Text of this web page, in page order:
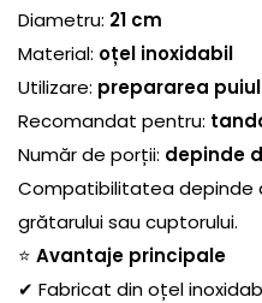
Diametru: 21 cm
Material: oțel inoxidabil
Utilizare: prepararea
Recomandat pentru:
Număr de porții: depinde
Compatibilitatea depinde
grătarului sau cuptorului.
⭐ Avantaje principale
✔ Fabricat din oțel